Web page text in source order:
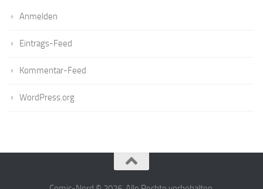
Anmelden
Eintrags-Feed
Kommentar-Feed
WordPress.org